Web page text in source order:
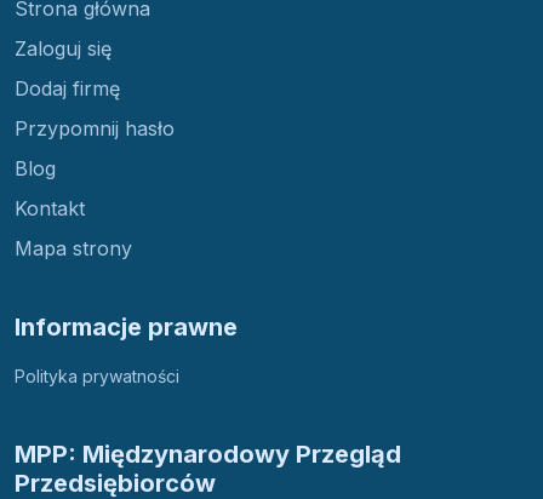
Strona główna
Zaloguj się
Dodaj firmę
Przypomnij hasło
Blog
Kontakt
Mapa strony
Informacje prawne
Polityka prywatności
MPP: Międzynarodowy Przegląd
Przedsiębiorców